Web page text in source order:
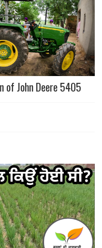
of John Deere 5405